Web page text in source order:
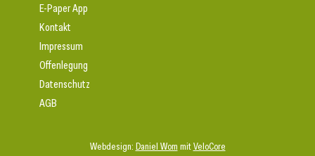
Webdesign: Daniel Wom mitVeloCore
E-Paper App
Kontakt
Impressum
Offenlegung
Datenschutz
AGB